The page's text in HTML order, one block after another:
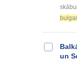
un